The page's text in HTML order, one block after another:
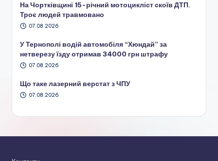
На Чортківщині 15-річний мотоцикліст скоїв ДТП.
Троє людей травмовано
07.08.2026
У Тернополі водій автомобіля “Хюндай” за
нетверезу їзду отримав 34000 грн штрафу
07.08.2026
Що таке лазерний верстат з ЧПУ
07.08.2026